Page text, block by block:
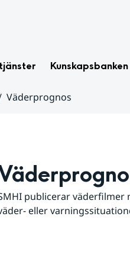
Kunskapsbanken
Väderprognos
publicerar väderfilmer
eller